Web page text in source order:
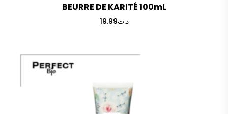
BEURRE DE KARITÉ 100mL
د.ت19.99